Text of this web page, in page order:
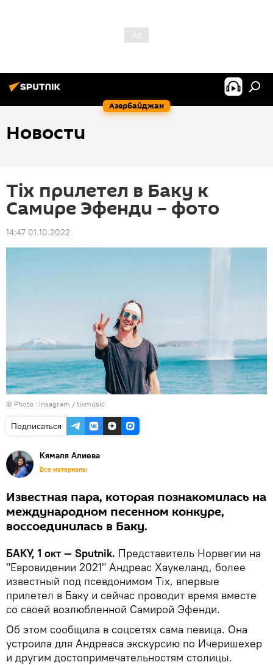
Азербайджан
Новости
Tix прилетел в Баку к
Самире Эфенди – фото
14:47 01.10.2022
© Photo : Insagram / tixmusic
Подписаться
Кямаля Алиева
Все материалы
Известная пара, которая познакомилась на
международном песенном конкуре,
воссоединилась в Баку.
БАКУ, 1 окт — Sputnik. Представитель Норвегии на
"Евровидении 2021" Андреас Хаукеланд, более
известный под псевдонимом Tix, впервые
прилетел в Баку и сейчас проводит время вместе
со своей возлюбленной Самирой Эфенди.
Об этом сообщила в соцсетях сама певица. Она
устроила для Андреаса экскурсию по Ичеришехер
и другим достопримечательностям столицы.